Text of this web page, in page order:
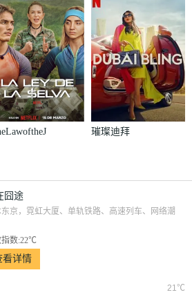
法甲第27
恩VS梅
西篇第二季
璀璨迪拜
囧途
东京，霓虹大厦、单轨铁路、高速列车、网络潮
指数:22℃
看详情
21℃